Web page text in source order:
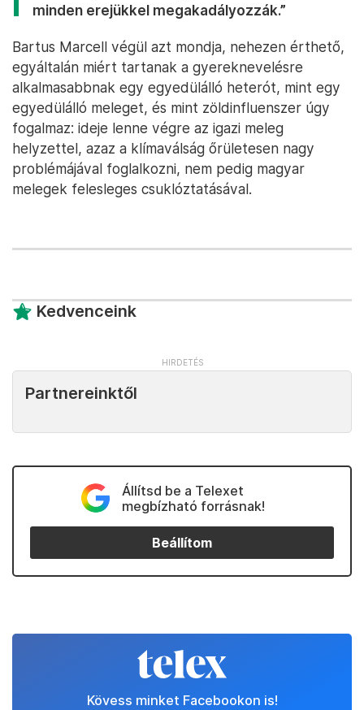
minden erejükkel megakadályozzák.”
Bartus Marcell végül azt mondja, nehezen érthető,
egyáltalán miért tartanak a gyereknevelésre
alkalmasabbnak egy egyedülálló heterót, mint egy
egyedülálló meleget, és mint zöldinfluenszer úgy
fogalmaz: ideje lenne végre az igazi meleg
helyzettel, azaz a klímaválság őrületesen nagy
problémájával foglalkozni, nem pedig magyar
melegek felesleges csuklóztatásával.
Kedvenceink
Partnereinktől
Állítsd be a Telexet
megbízható forrásnak!
Beállítom
Kövess minket Facebookon is!